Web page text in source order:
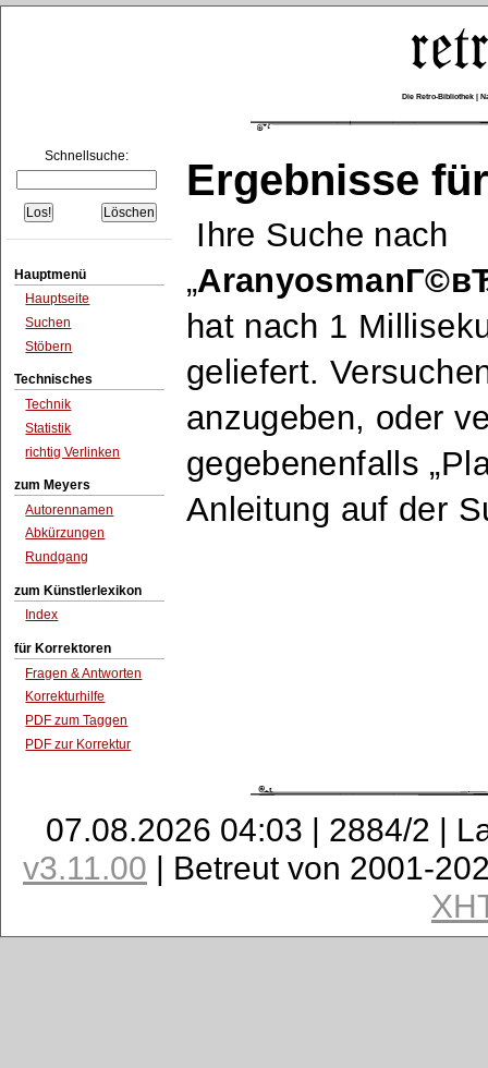
Die Retro-Bibliothek |
Schnellsuche:
Hauptmenü
Hauptseite
Suchen
Stöbern
Technisches
Technik
Statistik
richtig Verlinken
zum Meyers
Autorennamen
Abkürzungen
Rundgang
zum Künstlerlexikon
Index
für Korrektoren
Fragen & Antworten
Korrekturhilfe
PDF zum Taggen
PDF zur Korrektur
Ergebnisse
Ihre Suche nach
hat nach 1
geliefert.
anzugeben, oder
gegebenenfalls
Anleitung auf der
07.08.2026 04:03 | 2884/2 |
v3.11.00 | Betreut von 2001-